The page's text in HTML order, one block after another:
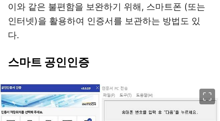
이와 같은 불편함을 보완하기 위해, 스마트폰 (또는
인터넷)을 활용하여 인증서를 보관하는 방법도 있
다.
스마트 공인인증